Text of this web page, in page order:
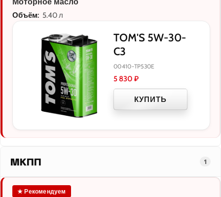
Объём: 5.40 л
TOM'S 5W-30-
C3
00410-TP530E
5 830 ₽
КУПИТЬ
МКПП 1
★ Рекомендуем